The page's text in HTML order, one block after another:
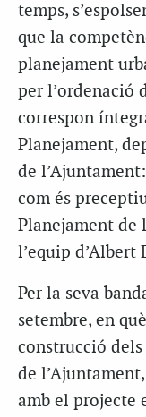
temps,
que la
planejament
per l’ordenació
correspon
Planejament,
de
com és
Planejament de
l’equip d’Albert
Per la seva
setembre, en
construcció
de
amb el projecte